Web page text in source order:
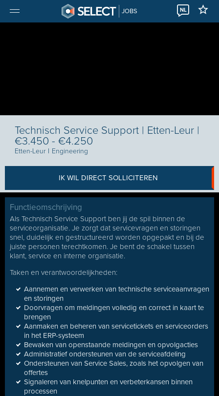
JOBS NL
Technisch Service Support | Etten-Leur |
€3.450 - €4.250
Etten-Leur I Engineering
IK WIL DIRECT SOLLICITEREN
Functieomschrijving
Als Technisch Service Support ben jij de spil binnen de
serviceorganisatie. Je zorgt dat servicevragen en storingen
snel, duidelijk en gestructureerd worden opgepakt en bij de
juiste personen terechtkomen. Je bent de schakel tussen
klant, service en interne organisatie.
Taken en verantwoordelijkheden:
Aannemen en verwerken van technische serviceaanvragen
en storingen
Doorvragen om meldingen volledig en correct in kaart te
brengen
Aanmaken en beheren van servicetickets en serviceorders
in het ERP-systeem
Bewaken van openstaande meldingen en opvolgacties
Administratief ondersteunen van de serviceafdeling
Ondersteunen van Service Sales, zoals het opvolgen van
offertes
Signaleren van knelpunten en verbeterkansen binnen
processen